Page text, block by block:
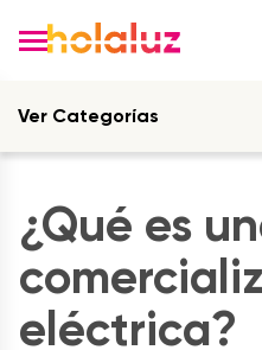
Ver Categorías
¿Qué es
eléctrica?